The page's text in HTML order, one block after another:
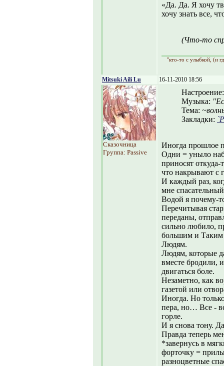
«Да. Да. Я хочу
хочу знать все,
(Что-то
"кто-то с улыбкой, (и
Mitsuki Aili Lu 16-11-2010 18:56
Сказочница
Группа: Passive
Музыка:
Тема:
Закладки:
Иногда прошлое
Одни = уныло
приносят
что накрывают с
И каждый раз,
мне
Водой я почему-
Перечитывая
переданы,
сильно любило,
большим и Таким
Людям.
Людям, которые
вместе бродили,
двигаться боле.
Незаметно, как
газетой или
Иногда. Но
пера, но… Все -
горле.
И я снова тону.
Правда теперь
*завернусь в
форточку =
разноцветные